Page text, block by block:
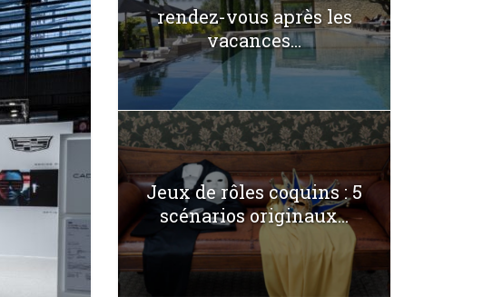
rendez-vous après les
vacances...
Jeux de rôles coquins : 5
scénarios originaux...